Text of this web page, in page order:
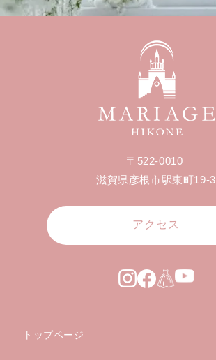
〒522-0010
滋賀県彦根市駅東町19-3
アクセス
トップページ